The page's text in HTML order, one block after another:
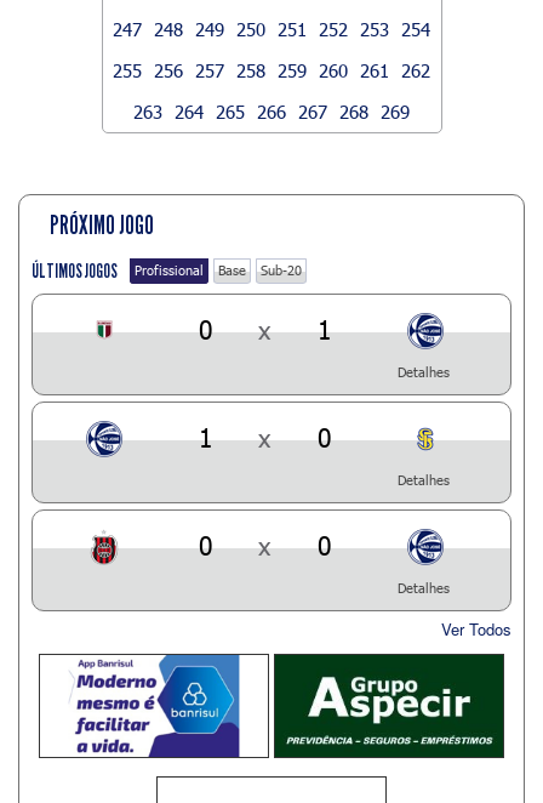
247
248 249 250 251 252 253
254
255
256 257 258 259 260 261
262
263
264 265 266 267 268 269
PRÓXIMO JOGO
ÚLTIMOS JOGOS Profissional Base Sub-20
0 x 1
Detalhes
1 x 0
Detalhes
0 x 0
Detalhes
Ver Todos